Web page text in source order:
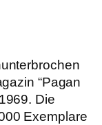
“Pagan
Die
Exemplare